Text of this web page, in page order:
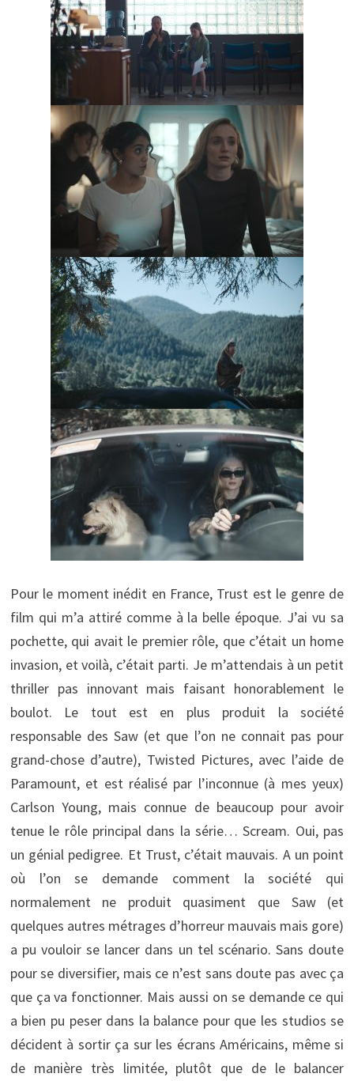
Pour le moment inédit en France, Trust est le genre de
film qui m’a attiré comme à la belle époque. J’ai vu sa
pochette, qui avait le premier rôle, que c’était un home
invasion, et voilà, c’était parti. Je m’attendais à un petit
thriller pas innovant mais faisant honorablement le
boulot. Le tout est en plus produit la société
responsable des Saw (et que l’on ne connait pas pour
grand-chose d’autre), Twisted Pictures, avec l’aide de
Paramount, et est réalisé par l’inconnue (à mes yeux)
Carlson Young, mais connue de beaucoup pour avoir
tenue le rôle principal dans la série… Scream. Oui, pas
un génial pedigree. Et Trust, c’était mauvais. A un point
où l’on se demande comment la société qui
normalement ne produit quasiment que Saw (et
quelques autres métrages d’horreur mauvais mais gore)
a pu vouloir se lancer dans un tel scénario. Sans doute
pour se diversifier, mais ce n’est sans doute pas avec ça
que ça va fonctionner. Mais aussi on se demande ce qui
a bien pu peser dans la balance pour que les studios se
décident à sortir ça sur les écrans Américains, même si
de manière très limitée, plutôt que de le balancer